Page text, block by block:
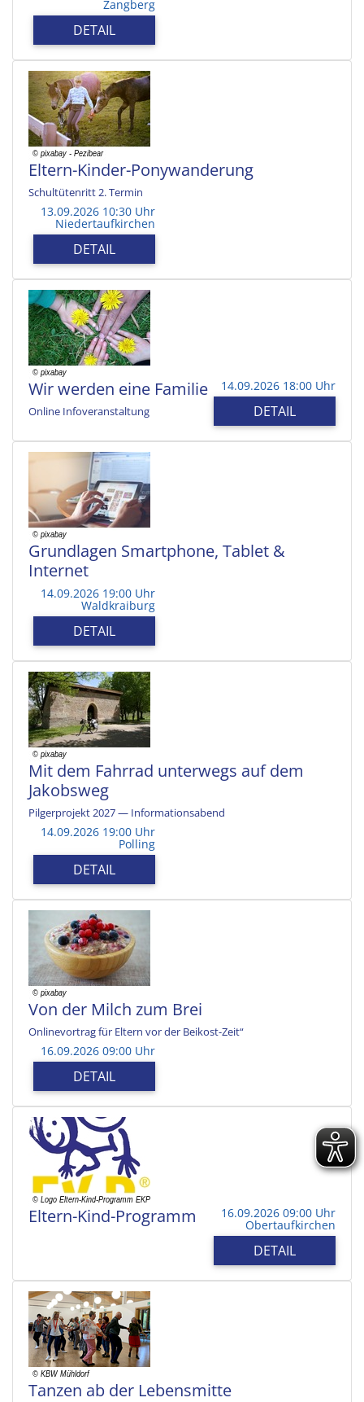
Zangberg
DETAIL
Eltern-Kinder-Ponywanderung
Schultütenritt 2. Termin
13.09.2026 10:30 Uhr
Niedertaufkirchen
DETAIL
Wir werden eine Familie
Online Infoveranstaltung
14.09.2026 18:00 Uhr
DETAIL
Grundlagen Smartphone, Tablet &
Internet
14.09.2026 19:00 Uhr
Waldkraiburg
DETAIL
Mit dem Fahrrad unterwegs auf dem
Jakobsweg
Pilgerprojekt 2027 — Informationsabend
14.09.2026 19:00 Uhr
Polling
DETAIL
Von der Milch zum Brei
Onlinevortrag für Eltern vor der Beikost-Zeit“
16.09.2026 09:00 Uhr
DETAIL
Eltern-Kind-Programm 16.09.2026 09:00 Uhr
Obertaufkirchen
DETAIL
Tanzen ab der Lebensmitte